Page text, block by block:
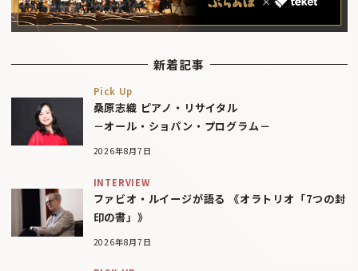
新着記事
Pick Up
桑原志織 ピアノ・リサイタル
－オール・ショパン・プログラム－
2026年8月7日
INTERVIEW
ファビオ・ルイージが語る 《オラトリオ「7つの封
印の書」》
2026年8月7日